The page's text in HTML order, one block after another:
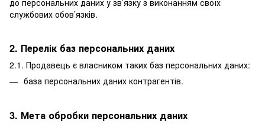
службових обов’язків.
2. Перелік баз персональних даних
2.1. Продавець є власником таких баз персональних даних:
база персональних даних контрагентів.
3. Мета обробки персональних даних